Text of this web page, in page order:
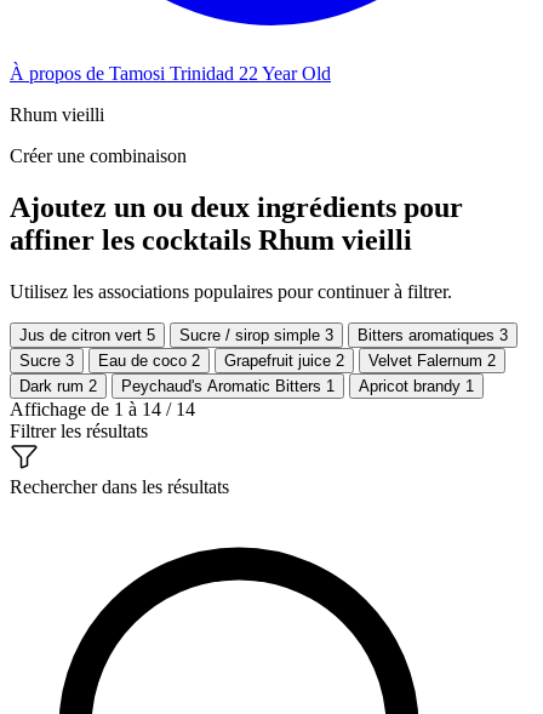
À propos de Tamosi Trinidad 22 Year Old
Rhum vieilli
Créer une combinaison
Ajoutez un ou deux ingrédients pour
affiner les cocktails Rhum vieilli
Utilisez les associations populaires pour continuer à filtrer.
Jus de citron vert 5 Sucre / sirop simple 3 Bitters aromatiques 3
Sucre 3 Eau de coco 2 Grapefruit juice 2 Velvet Falernum 2
Dark rum 2 Peychaud's Aromatic Bitters 1 Apricot brandy 1
Affichage de 1 à 14 / 14
Filtrer les résultats
Rechercher dans les résultats